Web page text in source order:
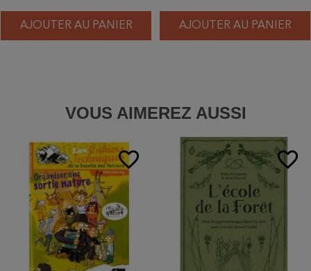
AJOUTER AU PANIER AJOUTER AU PANIER
VOUS AIMEREZ AUSSI
favorite_border favorite_border